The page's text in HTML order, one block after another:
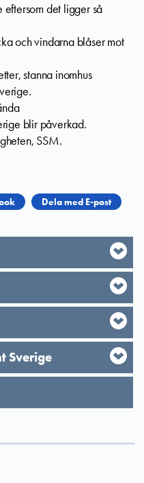
eftersom det ligger så
och vindarna blåser mot
stanna inomhus
blir påverkad.
SSM.
Dela med E-post
Sverige